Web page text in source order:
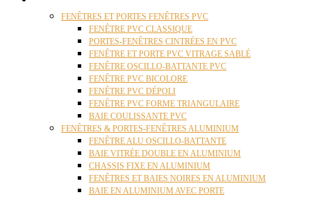
FENÊTRES ET PORTES FENÊTRES PVC
FENÊTRE PVC CLASSIQUE
PORTES-FENÊTRES CINTRÉES EN PVC
FENÊTRE ET PORTE PVC VITRAGE SABLÉ
FENÊTRE OSCILLO-BATTANTE PVC
FENÊTRE PVC BICOLORE
FENÊTRE PVC DÉPOLI
FENÊTRE PVC FORME TRIANGULAIRE
BAIE COULISSANTE PVC
FENÊTRES & PORTES-FENÊTRES ALUMINIUM
FENÊTRE ALU OSCILLO-BATTANTE
BAIE VITRÉE DOUBLE EN ALUMINIUM
CHASSIS FIXE EN ALUMINIUM
FENÊTRES ET BAIES NOIRES EN ALUMINIUM
BAIE EN ALUMINIUM AVEC PORTE